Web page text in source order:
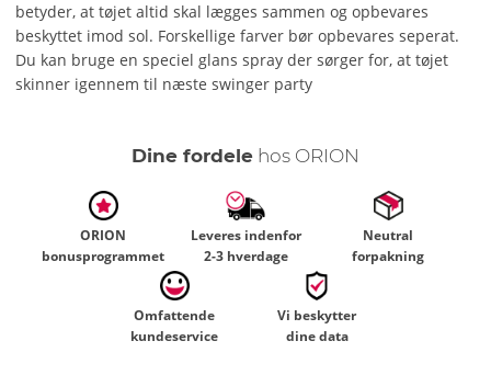
betyder, at tøjet altid skal lægges sammen og opbevares
beskyttet imod sol. Forskellige farver bør opbevares seperat.
Du kan bruge en speciel glans spray der sørger for, at tøjet
skinner igennem til næste swinger party
Dine fordele hos ORION
ORION
bonusprogrammet
Leveres indenfor
2-3 hverdage
Neutral
forpakning
Omfattende
kundeservice
Vi beskytter
dine data